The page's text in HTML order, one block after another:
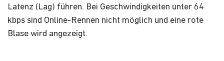
Latenz (Lag) führen. Bei Geschwindigkeiten unter 64
kbps sind Online-Rennen nicht möglich und eine rote
Blase wird angezeigt.